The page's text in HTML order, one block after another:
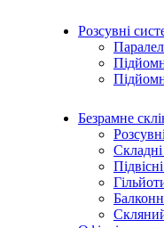
Розсувні
Безрамне